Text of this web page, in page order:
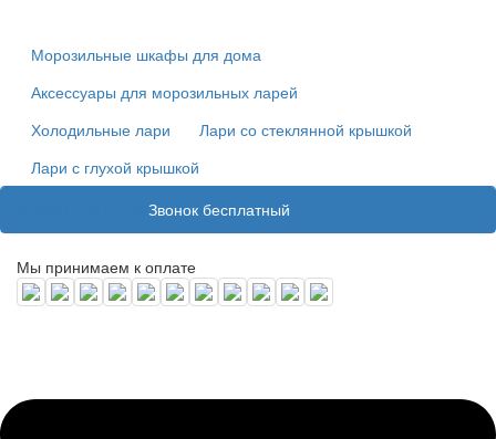
Морозильные шкафы для дома
Аксессуары для морозильных ларей
Холодильные лари
Лари со стеклянной крышкой
Лари с глухой крышкой
Звонок бесплатный
Мы принимаем к оплате